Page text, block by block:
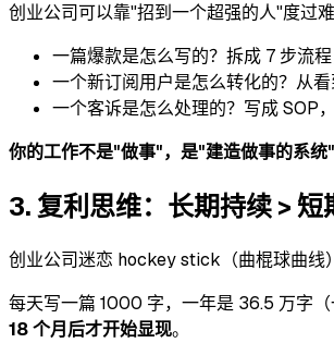
创业公司可以靠"招到一个超强的人"度过
一篇爆款是怎么写的？拆成 7 步流
一个新订阅用户是怎么转化的？从
一个客诉是怎么处理的？写成 SOP
你的工作不是"做事"，是"建造做事的系统"
3. 复利思维：长期持续 > 短
创业公司迷恋 hockey stick（曲棍球曲线
每天写一篇 1000 字，一年是 36.5 万字
18 个月后才开始显现。